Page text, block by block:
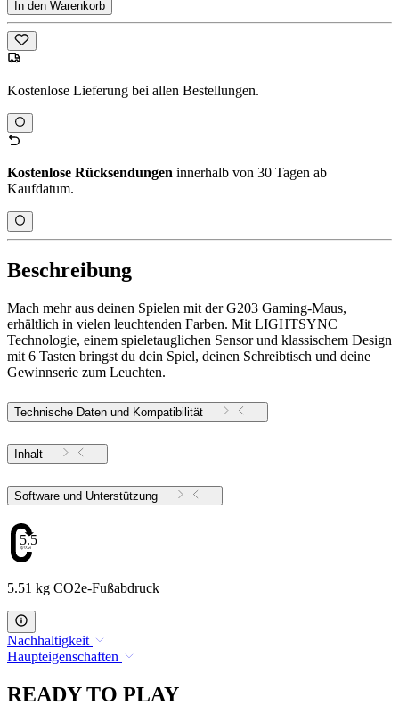
In den Warenkorb
Kostenlose Lieferung bei allen Bestellungen.
Kostenlose Rücksendungen innerhalb von 30 Tagen ab
Kaufdatum.
Beschreibung
Mach mehr aus deinen Spielen mit der G203 Gaming-Maus,
erhältlich in vielen leuchtenden Farben. Mit LIGHTSYNC
Technologie, einem spieletauglichen Sensor und klassischem Design
mit 6 Tasten bringst du dein Spiel, deinen Schreibtisch und deine
Gewinnserie zum Leuchten.
Technische Daten und Kompatibilität
Inhalt
Software und Unterstützung
5.51
5.51 kg CO2e-Fußabdruck
Nachhaltigkeit
Haupteigenschaften
READY TO PLAY